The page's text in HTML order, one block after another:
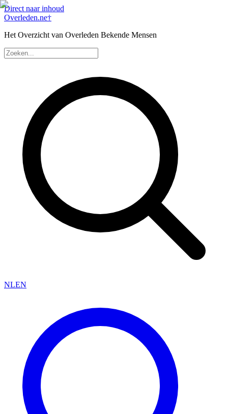
Direct naar inhoud
Overleden.ne†
Het Overzicht van Overleden Bekende Mensen
NLEN